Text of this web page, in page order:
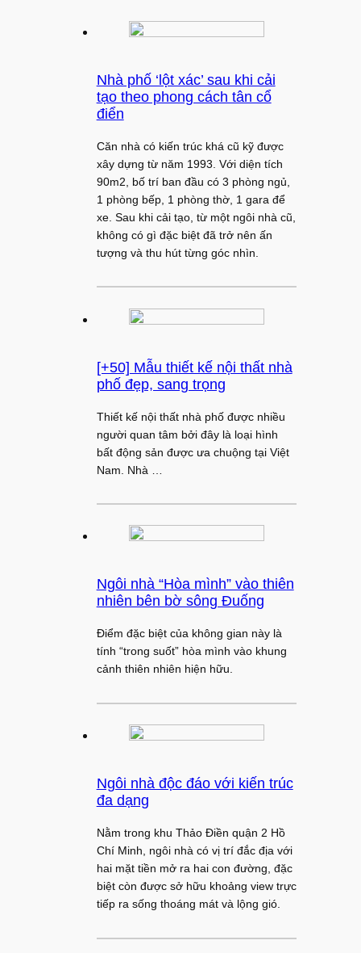
Nhà phố ‘lột xác’ sau khi cải
tạo theo phong cách tân cổ
điển
Căn nhà có kiến trúc khá cũ kỹ được
xây dựng từ năm 1993. Với diện tích
90m2, bố trí ban đầu có 3 phòng ngủ,
1 phòng bếp, 1 phòng thờ, 1 gara để
xe. Sau khi cải tạo, từ một ngôi nhà cũ,
không có gì đặc biệt đã trở nên ấn
tượng và thu hút từng góc nhìn.
[+50] Mẫu thiết kế nội thất nhà
phố đẹp, sang trọng
Thiết kế nội thất nhà phố được nhiều
người quan tâm bởi đây là loại hình
bất động sản được ưa chuộng tại Việt
Nam. Nhà …
Ngôi nhà “Hòa mình” vào thiên
nhiên bên bờ sông Đuống
Điểm đặc biệt của không gian này là
tính “trong suốt” hòa mình vào khung
cảnh thiên nhiên hiện hữu.
Ngôi nhà độc đáo với kiến trúc
đa dạng
Nằm trong khu Thảo Điền quận 2 Hồ
Chí Minh, ngôi nhà có vị trí đắc địa với
hai mặt tiền mở ra hai con đường, đặc
biệt còn được sở hữu khoảng view trực
tiếp ra sống thoáng mát và lộng gió.